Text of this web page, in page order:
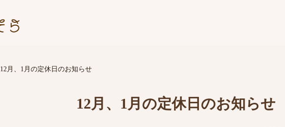
12月、1月の定休日のお知らせ
12月、1月の定休日のお知らせ